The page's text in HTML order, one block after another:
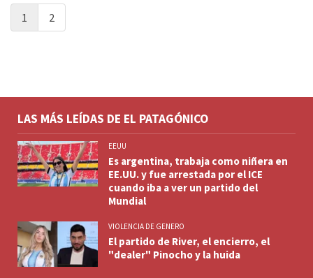
1 2
LAS MÁS LEÍDAS DE EL PATAGÓNICO
EEUU
Es argentina, trabaja como niñera en
EE.UU. y fue arrestada por el ICE
cuando iba a ver un partido del
Mundial
VIOLENCIA DE GENERO
El partido de River, el encierro, el
"dealer" Pinocho y la huida